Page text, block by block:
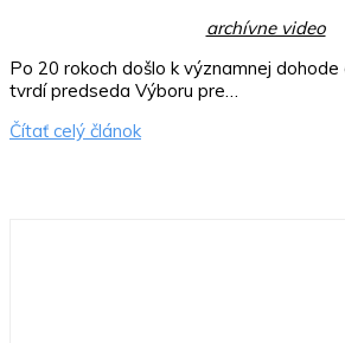
archívne video
Po 20 rokoch došlo k významnej dohode
tvrdí predseda Výboru pre…
Čítať celý článok